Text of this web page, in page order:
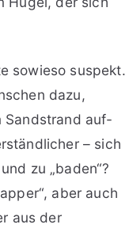
sowieso suspekt.
dazu,
Sandstrand auf-
– sich
zu „baden“?
aber auch
aus der